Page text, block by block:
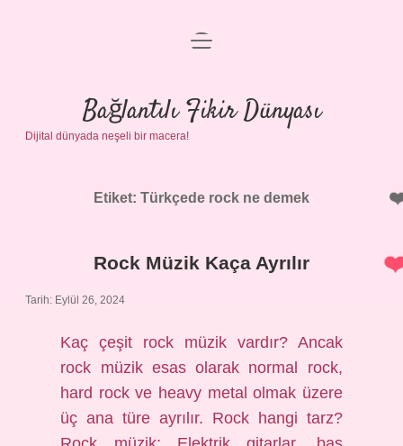
Anasayfa
Gizlilik Politikası
Yasal Uyarı
menüyü
Bağlantılı Fikir Dünyası
Dijital dünyada neşeli bir macera!
Etiket: Türkçede rock ne demek
Rock Müzik Kaça Ayrılır
Tarih: Eylül 26, 2024
Kaç çeşit rock müzik vardır? Ancak
rock müzik esas olarak normal rock,
hard rock ve heavy metal olmak üzere
üç ana türe ayrılır. Rock hangi tarz?